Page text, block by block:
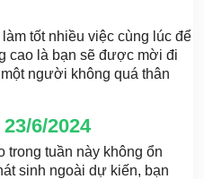
tốt nhiều việc cùng lúc để
cao là bạn sẽ được mời đi
người không quá thân
6/2024
trong tuần này không ổn
sinh ngoài dự kiến, bạn